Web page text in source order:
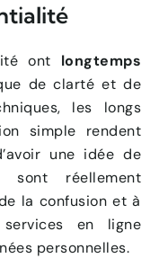
ont longtemps
de clarté et de
les longs
simple rendent
une idée de
sont réellement
la confusion et à
en ligne
personnelles.